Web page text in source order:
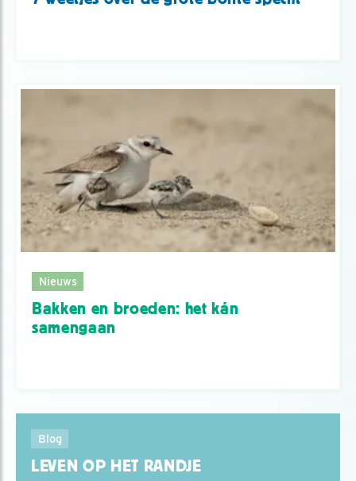
Nieuws
Bakken en broeden: het kán
samengaan
Blog
LEVEN OP HET RANDJE